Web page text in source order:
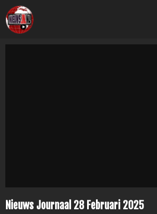
Nieuws Journaal 28 Februari 2025